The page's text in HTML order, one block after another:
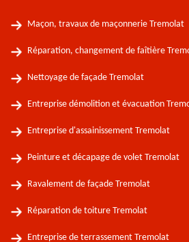
Maçon, travaux de maçonnerie Tremolat
Réparation, changement de faîtière
Nettoyage de façade Tremolat
Entreprise démolition et évacuation
Entreprise d'assainissement Tremolat
Peinture et décapage de volet Tremolat
Ravalement de façade Tremolat
Réparation de toiture Tremolat
Entreprise de terrassement Tremolat